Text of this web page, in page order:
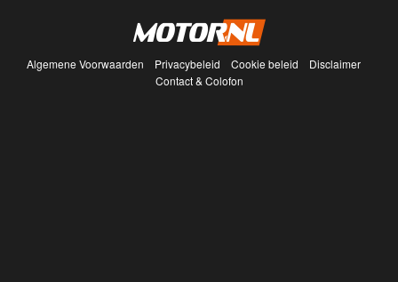
Algemene Voorwaarden Privacybeleid Cookie beleid
Disclaimer
Contact & Colofon